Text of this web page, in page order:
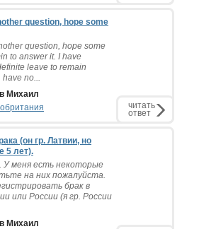
question, hope some
question, hope some
to answer it. I have
leave to remain
have no...
Михаил
читать
ответ
(он гр. Латвии, но
5 лет).
У меня есть некоторые
на них пожалуйста.
брак в
или России (я гр. России
Михаил